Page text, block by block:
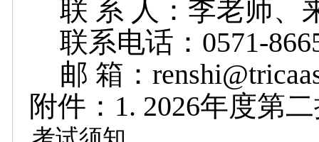
联 系 人：李老师、
联系电话：0571-
邮 箱：
附件：1. 2026年度第